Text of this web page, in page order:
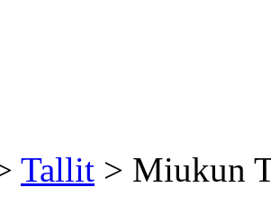
Tallit > Miukun